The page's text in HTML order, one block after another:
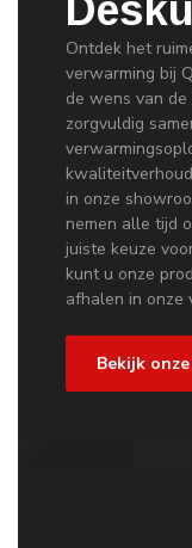
Ontdek het
verwarming bij
de wens van
zorgvuldig
in onze
nemen alle tijd
juiste keuze
kunt u onze
afhalen in onze
Bekijk